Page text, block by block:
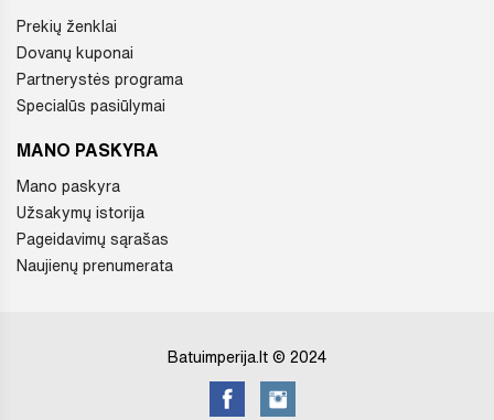
Prekių ženklai
Dovanų kuponai
Partnerystės programa
Specialūs pasiūlymai
MANO PASKYRA
Mano paskyra
Užsakymų istorija
Pageidavimų sąrašas
Naujienų prenumerata
Batuimperija.lt © 2024